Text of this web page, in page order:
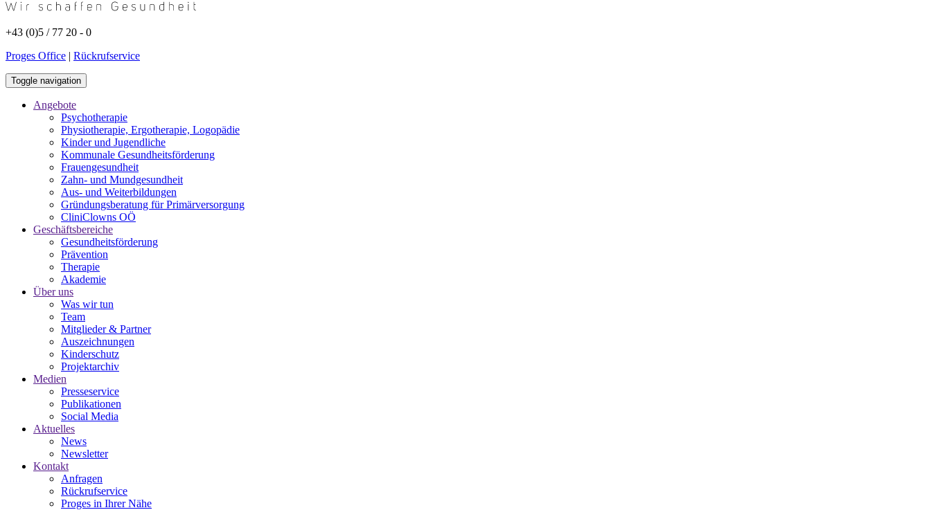
+43 (0)5 / 77 20 - 0
Proges Office | Rückrufservice
Toggle navigation
Angebote
Psychotherapie
Physiotherapie, Ergotherapie, Logopädie
Kinder und Jugendliche
Kommunale Gesundheitsförderung
Frauengesundheit
Zahn- und Mundgesundheit
Aus- und Weiterbildungen
Gründungsberatung für Primärversorgung
CliniClowns OÖ
Geschäftsbereiche
Gesundheitsförderung
Prävention
Therapie
Akademie
Über uns
Was wir tun
Team
Mitglieder & Partner
Auszeichnungen
Kinderschutz
Projektarchiv
Medien
Presseservice
Publikationen
Social Media
Aktuelles
News
Newsletter
Kontakt
Anfragen
Rückrufservice
Proges in Ihrer Nähe